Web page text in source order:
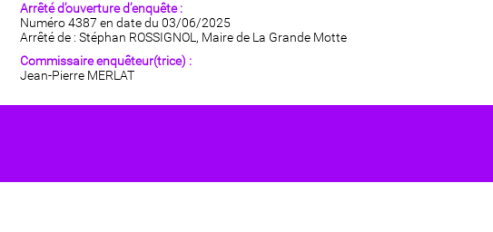
Arrêté d’ouverture d’enquête :
Numéro 4387 en date du 03/06/2025
Arrêté de : Stéphan ROSSIGNOL, Maire de La Grande Motte
Commissaire enquêteur(trice) :
Jean-Pierre MERLAT